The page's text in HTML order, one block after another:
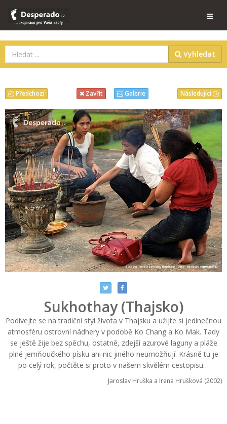
Vyhledat
Následující
Předchozí Zavřít Galerie
Sukhothay (Thajsko)
Podívejte se na tradiční styl života v Thajsku a užijte si jedinečnou
atmosféru ostrovní nádhery v podobě Ko Chang a Ko Mak. Tady
se ještě žije bez spěchu, ostatně, zdejší azurové laguny a pláže
plné jemňoučkého písku ani nic jiného neumožňují. Krásně tu je
po celý rok, počtěte si proto v našem skvělém cestopisu…
Jaroslav Hruška a Irena Hrušková (2002)